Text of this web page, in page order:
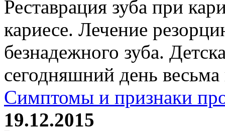
Реставрация зуба при
кариесе. Лечение
безнадежного зуба.
сегодняшний день весьма
Симптомы и признаки
19.12.2015